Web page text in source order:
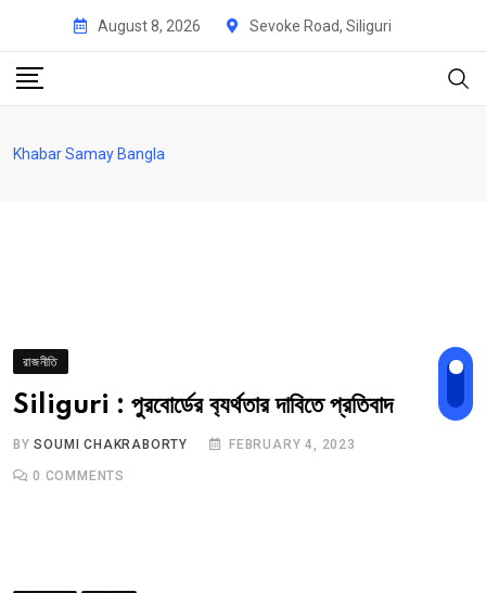
content
August 8, 2026 Sevoke Road, Siliguri
Khabar Samay Bangla
রাজনীতি
Siliguri : পুরবোর্ডের ব‍্যর্থতার দাবিতে প্রতিবাদ
BYSOUMI CHAKRABORTY FEBRUARY 4, 2023
0 COMMENTS